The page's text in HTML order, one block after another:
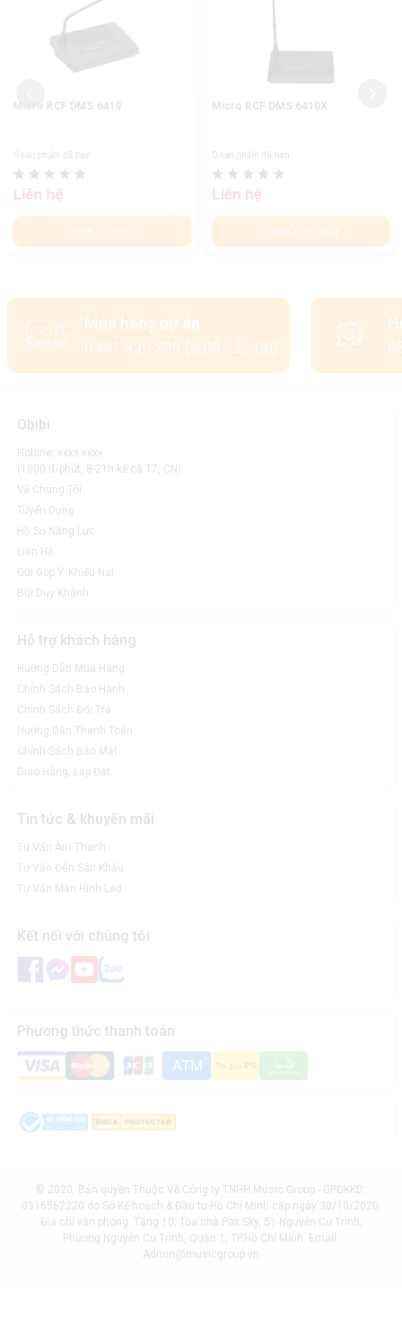
Micro RCF DMS 6410
0 sản phẩm đã bán
Liên hệ
Thêm giỏ hàng
Micro RCF DMS 6410X
0 sản phẩm đã bán
Liên hệ
Thêm giỏ hàng
Mua hàng dự án
0941 339 339 (8:00 - 20:00)
Obibi
Hotline: xxxx-xxxx
(1000 đ/phút, 8-21h kể cả T7, CN)
Về Chúng Tôi
Tuyển Dụng
Hồ Sơ Năng Lực
Liên Hệ
Gửi Góp Ý, Khiếu Nại
Bùi Duy Khánh
Hỗ trợ khách hàng
Hướng Dẫn Mua Hàng
Chính Sách Bảo Hành
Chính Sách Đổi Trả
Hướng Dẫn Thanh Toán
Chính Sách Bảo Mật
Giao Hàng, Lắp Đặt
Tin tức & khuyến mãi
Tư Vấn Âm Thanh
Tư Vấn Đèn Sân Khấu
Tư Vấn Màn Hình Led
Kết nối với chúng tôi
Phương thức thanh toán
© 2020. Bản quyền Thuộc Về Công ty TNHH Music Group - GPĐKKD:
0316562220 do Sở Kế hoạch & Đầu tư Hồ Chí Minh cấp ngày 30/10/2020.
Địa chỉ văn phòng: Tầng 10, Tòa nhà Pax Sky, 51 Nguyễn Cư Trinh,
Phường Nguyễn Cư Trinh, Quận 1, TP.Hồ Chí Minh. Email:
Admin@musicgroup.vn